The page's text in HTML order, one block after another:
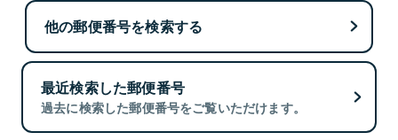
他の郵便番号を検索する
最近検索した郵便番号
過去に検索した郵便番号をご覧いただけます。